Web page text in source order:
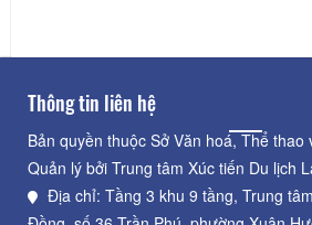
Thông tin liên hệ
Bản quyền thuộc Sở Văn hoá, Thể
Quản lý bởi Trung tâm Xúc tiến Du lịch
Địa chỉ: Tầng 3 khu 9 tầng, Trung